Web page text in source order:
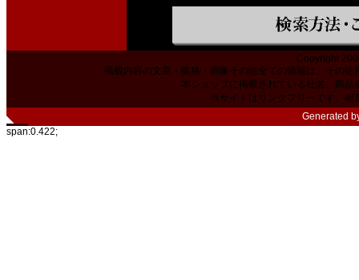
Copyright
掲載内容の文章・価格・画像その他全ての情報は、その
本ショップに掲載されている社名、商
当サイトはリンクフリーです。相
Generated
span:0.422;